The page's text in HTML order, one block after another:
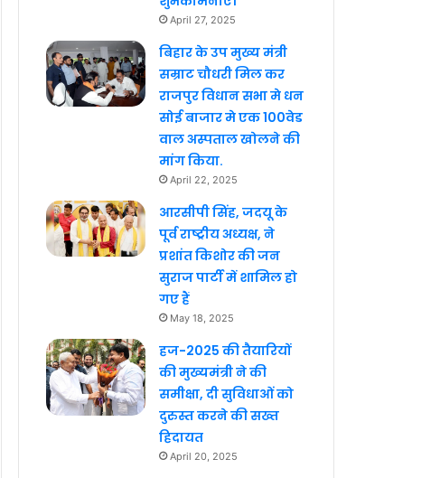
April 27, 2025
बिहार के उप मुख्य मंत्री
सम्राट चौधरी मिल कर
राजपुर विधान सभा मे धन
सोई बाजार मे एक 100वेड
वाल अस्पताल खोलने की
मांग किया.
April 22, 2025
आरसीपी सिंह, जदयू के
पूर्व राष्ट्रीय अध्यक्ष, ने
प्रशांत किशोर की जन
सुराज पार्टी में शामिल हो
गए हैं
May 18, 2025
हज-2025 की तैयारियों
की मुख्यमंत्री ने की
समीक्षा, दी सुविधाओं को
दुरुस्त करने की सख्त
हिदायत
April 20, 2025